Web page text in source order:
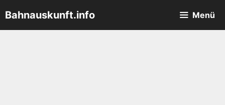
Inhalt
springen
Bahnauskunft.info Menü